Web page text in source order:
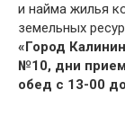
и найма жилья
земельных
«Город
№10, дни
обед с 13-00